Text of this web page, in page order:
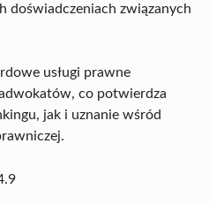
doświadczeniach związanych
usługi prawne
co potwierdza
jak i uznanie wśród